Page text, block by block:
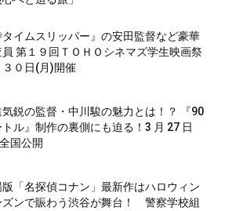
タイムスリッパー』の安田監督など豪華
員 第１９回ＴＯＨＯシネマズ学生映画祭
３０日(月)開催
気鋭の監督・中川駿の魅力とは！？ 『90
トル』制作の裏側にも迫る！3 月 27 日
国公開
版「名探偵コナン」最新作はハロウィン
ズンで賑わう渋谷が舞台！ 警察学校組